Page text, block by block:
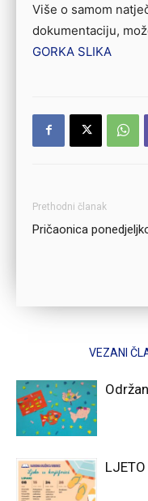
Više o samom
dokumentaciju,
GORKA SLIKA
Prethodni članak
Pričaonica
VEZANI